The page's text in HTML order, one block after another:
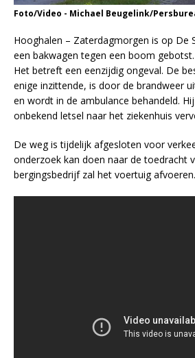
Foto/Video - Michael Beugelink/
Hooghalen – Zaterdagmorgen is op De
een bakwagen tegen een boom gebotst.
Het betreft een eenzijdig ongeval. De
enige inzittende, is door de brandweer
en wordt in de ambulance behandeld.
onbekend letsel naar het ziekenhuis
De weg is tijdelijk afgesloten voor
onderzoek kan doen naar de toedracht
bergingsbedrijf zal het voertuig afvoeren.